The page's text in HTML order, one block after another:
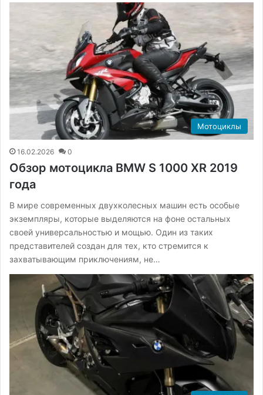
Мотоциклы
16.02.2026 0
Обзор мотоцикла BMW S 1000 XR 2019
года
В мире современных двухколесных машин есть особые
экземпляры, которые выделяются на фоне остальных
своей универсальностью и мощью. Один из таких
представителей создан для тех, кто стремится к
захватывающим приключениям, не…